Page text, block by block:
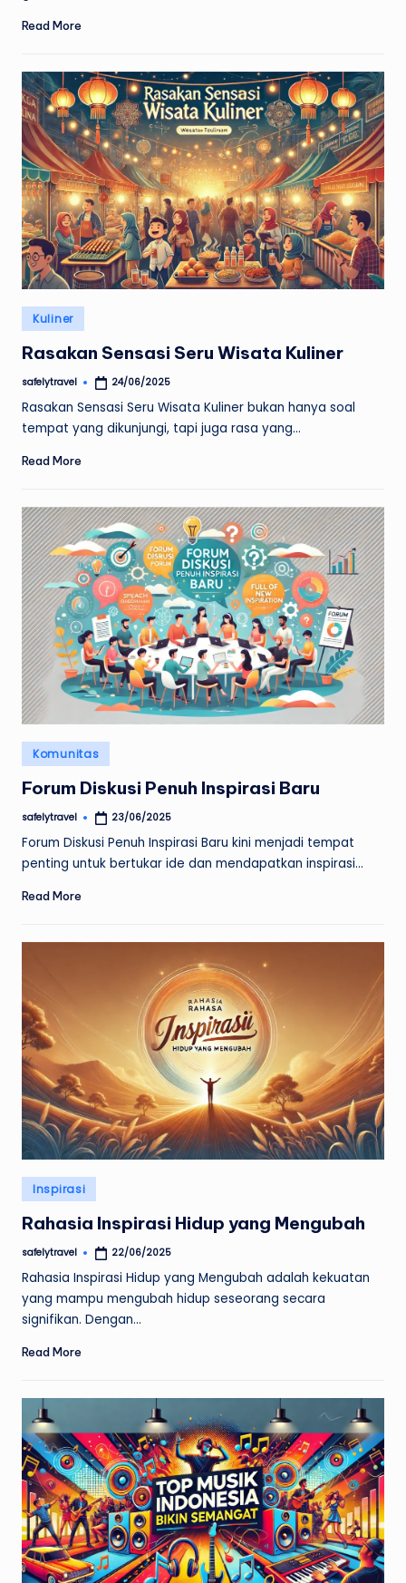
Read More
Posted
in
Kuliner
Rasakan Sensasi Seru Wisata Kuliner
Posted
safelytravel 24/06/2025
Rasakan Sensasi Seru Wisata Kuliner bukan hanya soal
tempat yang dikunjungi, tapi juga rasa yang…
Read More
Posted
in
Komunitas
Forum Diskusi Penuh Inspirasi Baru
Posted
safelytravel 23/06/2025
Forum Diskusi Penuh Inspirasi Baru kini menjadi tempat
penting untuk bertukar ide dan mendapatkan inspirasi…
Read More
Posted
in
Inspirasi
Rahasia Inspirasi Hidup yang Mengubah
Posted
safelytravel 22/06/2025
Rahasia Inspirasi Hidup yang Mengubah adalah kekuatan
yang mampu mengubah hidup seseorang secara
signifikan. Dengan…
Read More